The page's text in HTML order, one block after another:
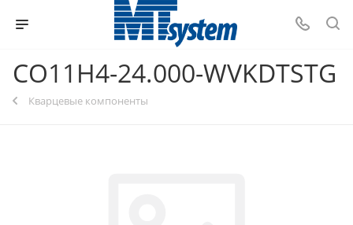
CO11H4-24.000-WVKDTSTG
Кварцевые компоненты